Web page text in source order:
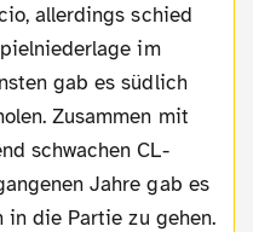
allerdings schied
im
gab es südlich
Zusammen mit
schwachen CL-
Jahre gab es
die Partie zu gehen.